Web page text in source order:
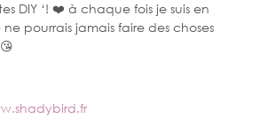
DIY ‘! ❤️ à chaque fois je suis en
pourrais jamais faire des choses